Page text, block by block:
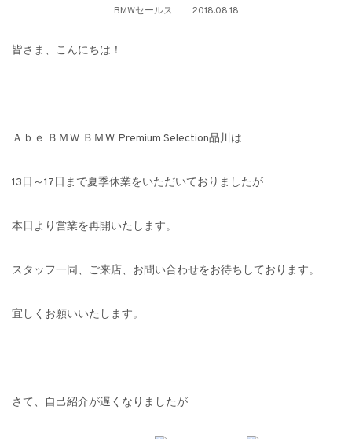
BMWセールス 2018.08.18
皆さま、こんにちは！
Ａｂｅ ＢＭＷ ＢＭＷ Premium Selection品川は
13日～17日まで夏季休業をいただいておりましたが
本日より営業を再開いたします。
スタッフ一同、ご来店、お問い合わせをお待ちしております。
宜しくお願いいたします。
さて、自己紹介が遅くなりましたが